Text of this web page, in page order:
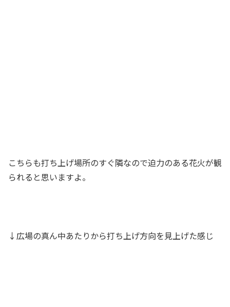
こちらも打ち上げ場所のすぐ隣なので迫力のある花火が観
られると思いますよ。
↓広場の真ん中あたりから打ち上げ方向を見上げた感じ